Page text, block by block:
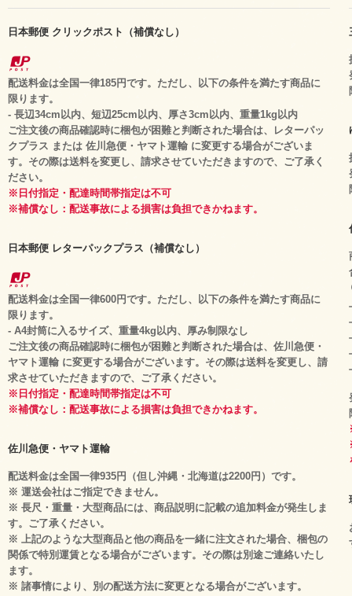
日本郵便 クリックポスト（補償なし）
配送料金は全国一律185円です。ただし、以下の条件を満たす商品に
限ります。
- 長辺34cm以内、短辺25cm以内、厚さ3cm以内、重量1kg以内
ご注文後の商品確認時に梱包が困難と判断された場合は、レターパッ
クプラス または 佐川急便・ヤマト運輸 に変更する場合がございま
す。その際は送料を変更し、請求させていただきますので、ご了承く
ださい。
※日付指定・配達時間帯指定は不可
※補償なし：配送事故による損害は負担できかねます。
日本郵便 レターパックプラス（補償なし）
配送料金は全国一律600円です。ただし、以下の条件を満たす商品に
限ります。
- A4封筒に入るサイズ、重量4kg以内、厚み制限なし
ご注文後の商品確認時に梱包が困難と判断された場合は、佐川急便・
ヤマト運輸 に変更する場合がございます。その際は送料を変更し、請
求させていただきますので、ご了承ください。
※日付指定・配達時間帯指定は不可
※補償なし：配送事故による損害は負担できかねます。
佐川急便・ヤマト運輸
配送料金は全国一律935円（但し沖縄・北海道は2200円）です。
※ 運送会社はご指定できません。
※ 長尺・重量・大型商品には、商品説明に記載の追加料金が発生しま
す。ご了承ください。
※ 上記のような大型商品と他の商品を一緒に注文された場合、梱包の
関係で特別運賃となる場合がございます。その際は別途ご連絡いたし
ます。
※ 諸事情により、別の配送方法に変更となる場合がございます。